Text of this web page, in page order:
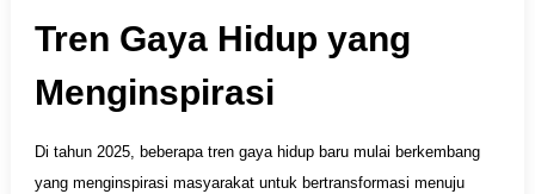
Tren Gaya Hidup yang
Menginspirasi
Di tahun 2025, beberapa tren gaya hidup baru mulai berkembang
yang menginspirasi masyarakat untuk bertransformasi menuju